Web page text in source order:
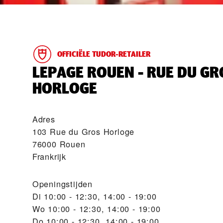
OFFICIËLE TUDOR-RETAILER
‭LEPAGE ROUEN - RUE DU
HORLOGE‬
Adres
103 Rue du Gros Horloge
76000 Rouen
Frankrijk
Openingstijden
Di 10:00 - 12:30, 14:00 - 19:00
Wo 10:00 - 12:30, 14:00 - 19:00